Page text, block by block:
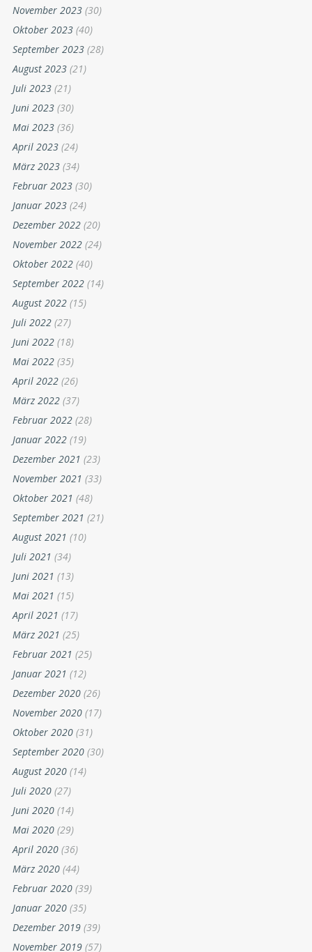
November 2023 (30)
Oktober 2023 (40)
September 2023 (28)
August 2023 (21)
Juli 2023 (21)
Juni 2023 (30)
Mai 2023 (36)
April 2023 (24)
März 2023 (34)
Februar 2023 (30)
Januar 2023 (24)
Dezember 2022 (20)
November 2022 (24)
Oktober 2022 (40)
September 2022 (14)
August 2022 (15)
Juli 2022 (27)
Juni 2022 (18)
Mai 2022 (35)
April 2022 (26)
März 2022 (37)
Februar 2022 (28)
Januar 2022 (19)
Dezember 2021 (23)
November 2021 (33)
Oktober 2021 (48)
September 2021 (21)
August 2021 (10)
Juli 2021 (34)
Juni 2021 (13)
Mai 2021 (15)
April 2021 (17)
März 2021 (25)
Februar 2021 (25)
Januar 2021 (12)
Dezember 2020 (26)
November 2020 (17)
Oktober 2020 (31)
September 2020 (30)
August 2020 (14)
Juli 2020 (27)
Juni 2020 (14)
Mai 2020 (29)
April 2020 (36)
März 2020 (44)
Februar 2020 (39)
Januar 2020 (35)
Dezember 2019 (39)
November 2019 (57)